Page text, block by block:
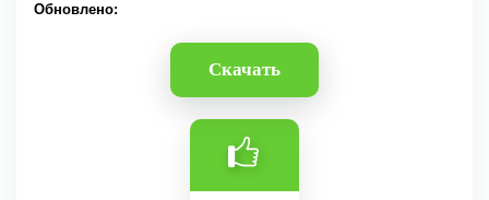
Обновлено:
Скачать